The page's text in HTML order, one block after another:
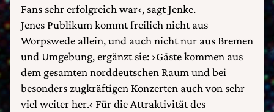
Fans sehr erfolgreich war‹, sagt Jenke.
Jenes Publikum kommt freilich nicht aus
Worpswede allein, und auch nicht nur aus Bremen
und Umgebung, ergänzt sie: ›Gäste kommen aus
dem gesamten norddeutschen Raum und bei
besonders zugkräftigen Konzerten auch von sehr
viel weiter her.‹ Für die Attraktivität des